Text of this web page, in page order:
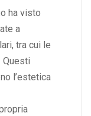
ha visto
a
tra cui le
l’estetica